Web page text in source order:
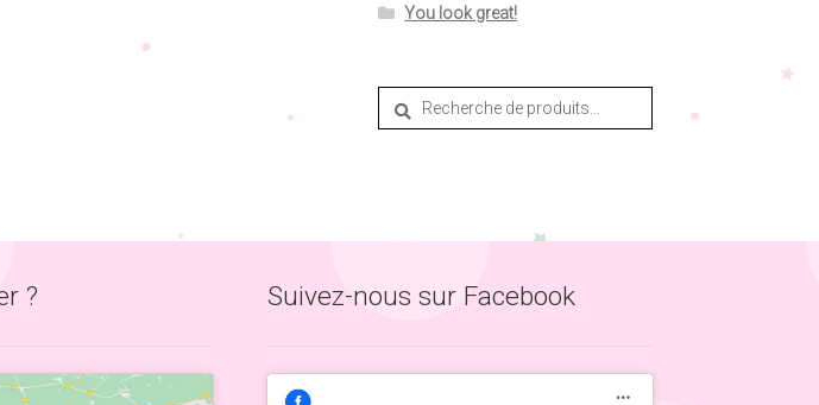
You look great!
Recherche
pour :
Recherche
? Suivez-nous sur Facebook